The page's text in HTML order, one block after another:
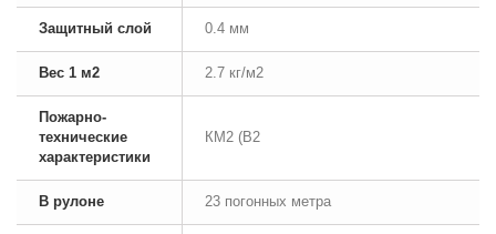
Защитный слой 0.4 мм
Вес 1 м2 2.7 кг/м2
Пожарно-
технические
характеристики
КМ2 (В2
В рулоне 23 погонных метра